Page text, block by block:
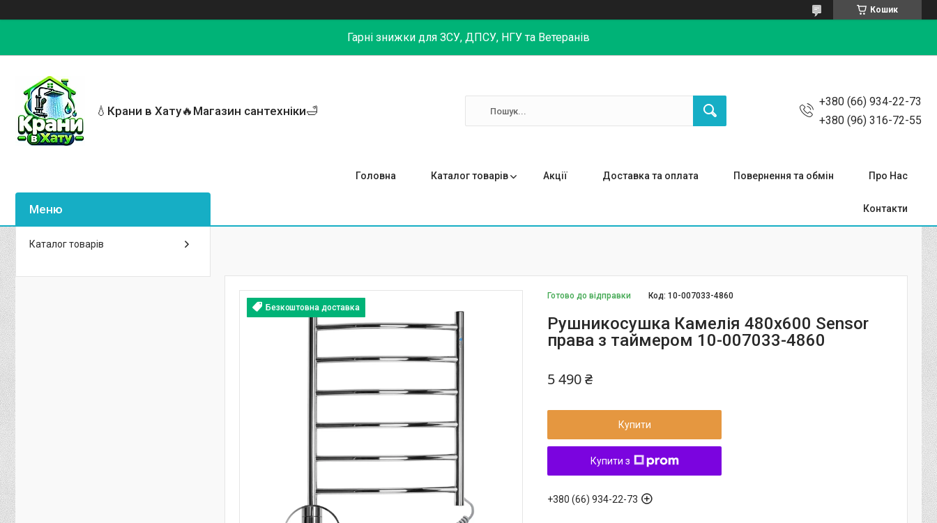
Кошик
Гарні знижки для ЗСУ, ДПСУ, НГУ та Ветеранів
💧Крани в Хату🔥Магазин сантехніки🛁
+380 (66) 934-22-73
+380 (96) 316-72-55
Головна Каталог товарів Акції Доставка та оплата Повернення та обмін Про Нас
Контакти
Безкоштовна доставка
Готово до відправки Код:10-007033-4860
Рушникосушка Камелія 480х600 Sensor
права з таймером 10-007033-4860
5 490 ₴
Купити
Купити з
+380 (66) 934-22-73
Каталог товарів